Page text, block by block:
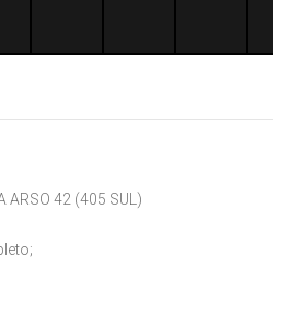
ARSO 42 (405 SUL)